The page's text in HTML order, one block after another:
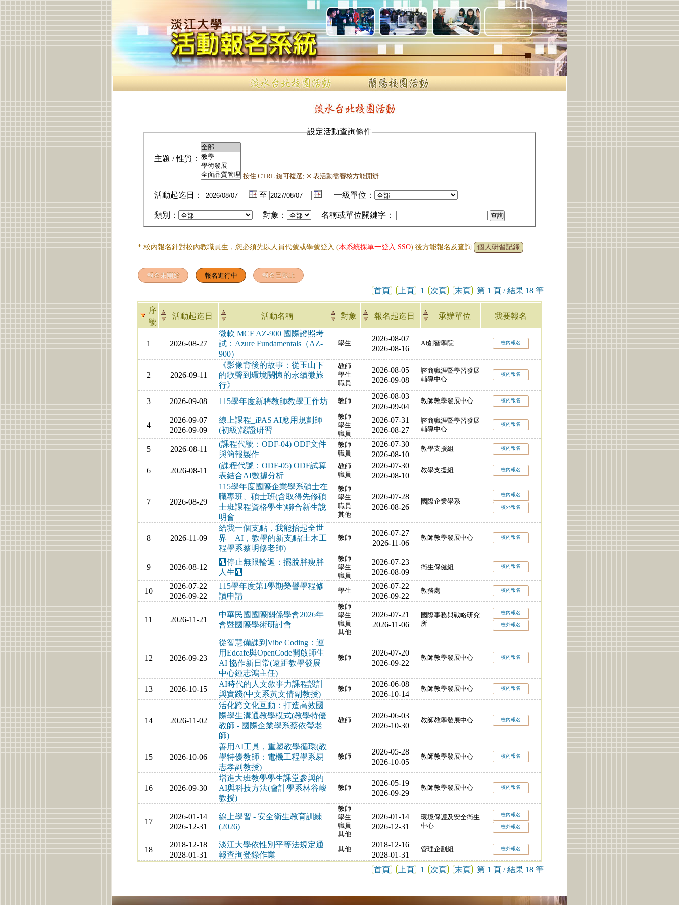
設定活動查詢條件
主題 / 性質：
按住 CTRL 鍵可複選; ※ 表活動需審核方能開辦
活動起迄日： 至 一級單位：
類別： 對象： 名稱或單位關鍵字：
* 校內報名針對校內教職員生，您必須先以人員代號或學號登入 (本系統採單一登入 SSO) 後方能報名及查詢 個人研習記錄
首頁 上頁 1 次頁 末頁 第 1 頁 / 結果 18 筆
序
號
活動起迄日 活動名稱 對象 報名起迄日 承辦單位 我要報名
1 2026-08-27
微軟 MCF AZ-900 國際證照考
試：Azure Fundamentals（AZ-
900）
學生
2026-08-07
2026-08-16
AI創智學院 校內報名
2 2026-09-11
《影像背後的故事：從玉山下
的歌聲到環境關懷的永續微旅
行》
教師
學生
職員
2026-08-05
2026-09-08
諮商職涯暨學習發展
輔導中心
校內報名
3 2026-09-08 115學年度新聘教師教學工作坊 教師
2026-08-03
2026-09-04
教師教學發展中心 校內報名
4
2026-09-07
2026-09-09
線上課程_iPAS AI應用規劃師
(初級)認證研習
教師
學生
職員
2026-07-31
2026-08-27
諮商職涯暨學習發展
輔導中心
校內報名
5 2026-08-11
(課程代號：ODF-04) ODF文件
與簡報製作
教師
職員
2026-07-30
2026-08-10
教學支援組 校內報名
6 2026-08-11
(課程代號：ODF-05) ODF試算
表結合AI數據分析
教師
職員
2026-07-30
2026-08-10
教學支援組 校內報名
7 2026-08-29
115學年度國際企業學系碩士在
職專班、碩士班(含取得先修碩
士班課程資格學生)聯合新生說
明會
教師
學生
職員
其他
2026-07-28
2026-08-26
國際企業學系
校內報名
校外報名
8 2026-11-09
給我一個支點，我能抬起全世
界—AI，教學的新支點(土木工
程學系蔡明修老師)
教師
2026-07-27
2026-11-06
教師教學發展中心 校內報名
9 2026-08-12
🧮停止無限輪迴：擺脫胖瘦胖
人生🧮
教師
學生
職員
2026-07-23
2026-08-09
衛生保健組 校內報名
10
2026-07-22
2026-09-22
115學年度第1學期榮譽學程修
讀申請
學生
2026-07-22
2026-09-22
教務處 校內報名
11 2026-11-21
中華民國國際關係學會2026年
會暨國際學術研討會
教師
學生
職員
其他
2026-07-21
2026-11-06
國際事務與戰略研究
所
校內報名
校外報名
12 2026-09-23
從智慧備課到Vibe Coding：運
用Edcafe與OpenCode開啟師生
AI 協作新日常(遠距教學發展
中心鍾志鴻主任)
教師
2026-07-20
2026-09-22
教師教學發展中心 校內報名
13 2026-10-15
AI時代的人文敘事力課程設計
與實踐(中文系黃文倩副教授)
教師
2026-06-08
2026-10-14
教師教學發展中心 校內報名
14 2026-11-02
活化跨文化互動：打造高效國
際學生溝通教學模式(教學特優
教師 - 國際企業學系蔡依瑩老
師)
教師
2026-06-03
2026-10-30
教師教學發展中心 校內報名
15 2026-10-06
善用AI工具，重塑教學循環(教
學特優教師：電機工程學系易
志孝副教授)
教師
2026-05-28
2026-10-05
教師教學發展中心 校內報名
16 2026-09-30
增進大班教學學生課堂參與的
AI與科技方法(會計學系林谷峻
教授)
教師
2026-05-19
2026-09-29
教師教學發展中心 校內報名
17
2026-01-14
2026-12-31
線上學習 - 安全衛生教育訓練
(2026)
教師
學生
職員
其他
2026-01-14
2026-12-31
環境保護及安全衛生
中心
校內報名
校外報名
18
2018-12-18
2028-01-31
淡江大學依性別平等法規定通
報查詢登錄作業
其他
2018-12-16
2028-01-31
管理企劃組 校外報名
首頁 上頁 1 次頁 末頁 第 1 頁 / 結果 18 筆